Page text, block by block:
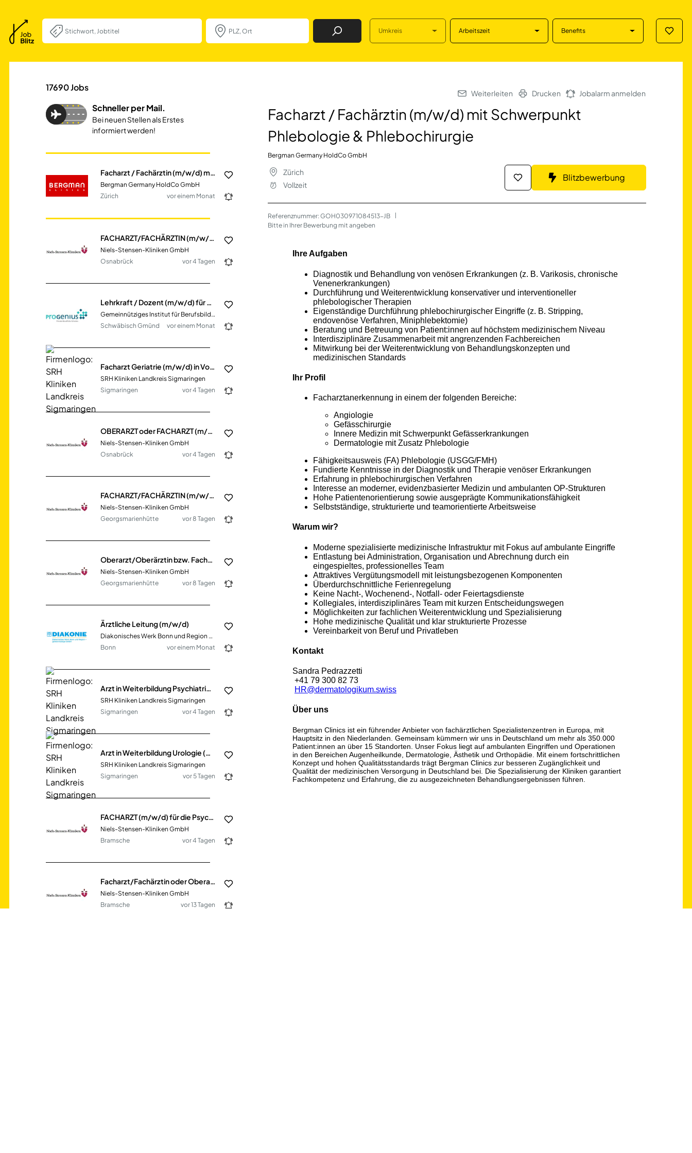
Job Finden Umkreis Arbeitszeit Benefits
Facharzt / Fachärztin (m/w/d) mit Schwerpunkt
17690Jobs
Schneller per Mail.
Bei neuen Stellen als Erstes
informiert werden!
Facharzt / Fachärztin (m/w/d) mit Schwerpunkt Phlebologie & Phlebochirurgie
Bergman Germany HoldCo GmbH
Zürich
vor einem Monat
FACHARZT/FACHÄRZTIN (m/w/d) für die Zentrale Notaufnahme
Niels-Stensen-Kliniken GmbH
Osnabrück
vor 4 Tagen
Gemeinnütziges Institut für Berufsbildung Dr. Engel GmbH
Schwäbisch Gmünd
vor einem Monat
Facharzt Geriatrie (m/w/d) in Vollzeit
SRH Kliniken Landkreis Sigmaringen
Sigmaringen
vor 4 Tagen
OBERARZT oder FACHARZT (m/w/d) für die Klinik für Anästhesie und Intensivmedizin
Niels-Stensen-Kliniken GmbH
Osnabrück
vor 4 Tagen
FACHARZT/FACHÄRZTIN (m/w/d) für das MVZ I Onkologie, Hämatologie und Thoraxonkologie
Niels-Stensen-Kliniken GmbH
Georgsmarienhütte
vor 8 Tagen
Oberarzt/Oberärztin bzw. Facharzt/Fachärztin (m/w/d) für die Klinik für Internistische Onkologie und Hämatologie
Niels-Stensen-Kliniken GmbH
Georgsmarienhütte
vor 8 Tagen
Ärztliche Leitung (m/w/d)
Diakonisches Werk Bonn und Region gGmbH
Bonn
vor einem Monat
Arzt in Weiterbildung Psychiatrie, Psychotherapie (m/w/d) in Voll- oder Teilzeit
SRH Kliniken Landkreis Sigmaringen
Sigmaringen
vor 4 Tagen
Arzt in Weiterbildung Urologie (m/w/d) in Voll- oder Teilzeit
SRH Kliniken Landkreis Sigmaringen
Sigmaringen
vor 5 Tagen
FACHARZT (m/w/d) für die Psychiatrische Institutsambulanz / Klinik für Psychiatrie
Niels-Stensen-Kliniken GmbH
Bramsche
vor 4 Tagen
Facharzt/Fachärztin oder Oberarzt/Oberärztin (m/w/d) für die Klinik für Psychosomatische Medizin und Psychotherapie zum 01.09.2026
Niels-Stensen-Kliniken GmbH
Bramsche
vor 13 Tagen
Weiterleiten Drucken Jobalarm anmelden
Facharzt / Fachärztin (m/w/d) mit Schwerpunkt
Phlebologie & Phlebochirurgie
Bergman Germany HoldCo GmbH
Zürich
Vollzeit
Blitzbewerbung
Referenznummer: GOH030971084513-JB
Bitte in Ihrer Bewerbung mit angeben